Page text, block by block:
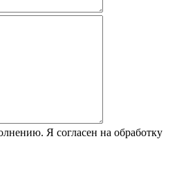
Я согласен на обработку